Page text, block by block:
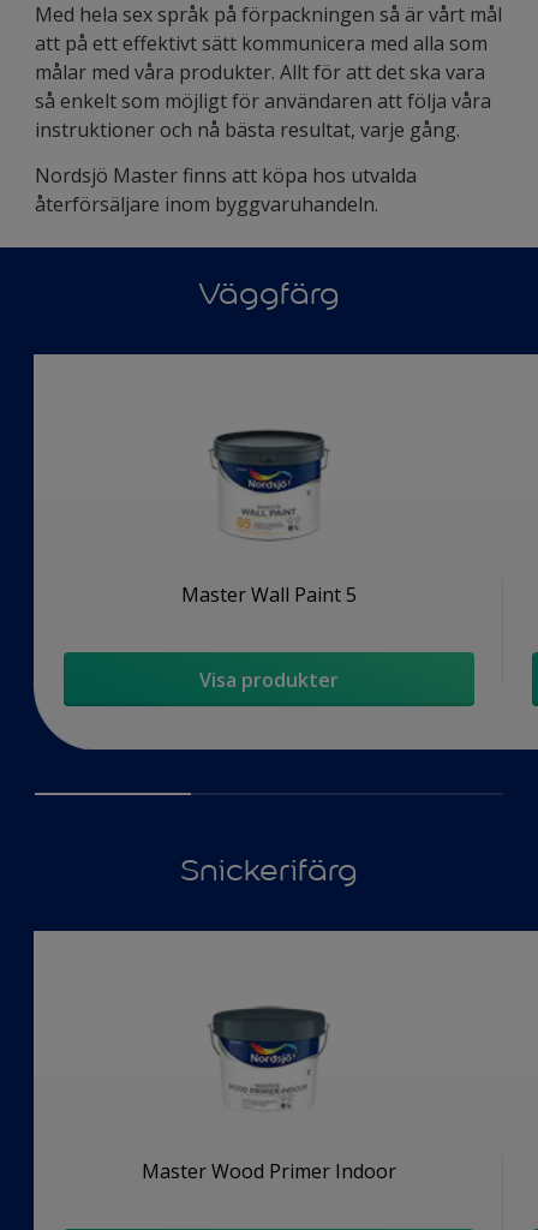
Med hela sex språk på förpackningen så är vårt mål
att på ett effektivt sätt kommunicera med alla som
målar med våra produkter. Allt för att det ska vara
så enkelt som möjligt för användaren att följa våra
instruktioner och nå bästa resultat, varje gång.
Nordsjö Master finns att köpa hos utvalda
återförsäljare inom byggvaruhandeln.
Väggfärg
Master Wall Paint 5
Visa produkter
Snickerifärg
Master Wood Primer Indoor